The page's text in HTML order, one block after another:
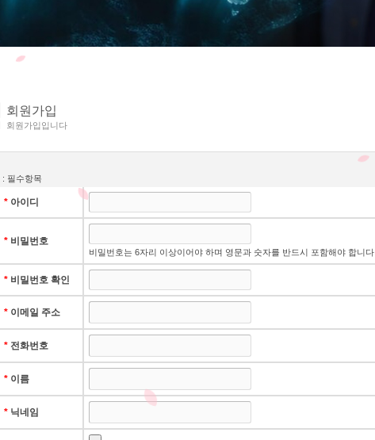
회원가입
회원가입입니다
: 필수항목
*아이디
*비밀번호
비밀번호는 6자리 이상이어야 하며 영문과 숫자를 반드시 포함해야 합니다
*비밀번호 확인
*이메일 주소
*전화번호
*이름
*닉네임